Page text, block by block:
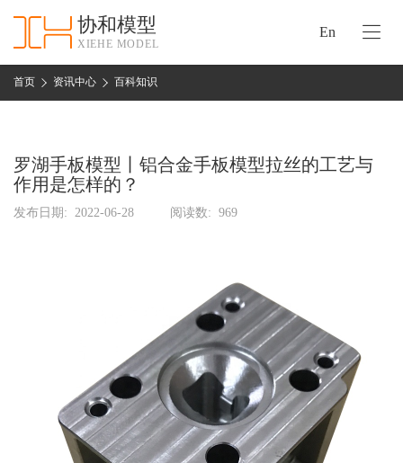
协和模型
XIEHE MODEL
En
首页 资讯中心 百科知识
罗湖手板模型丨铝合金手板模型拉丝的工艺与
作用是怎样的？
发布日期: 2022-06-28 阅读数: 969
协
和
型
质
加